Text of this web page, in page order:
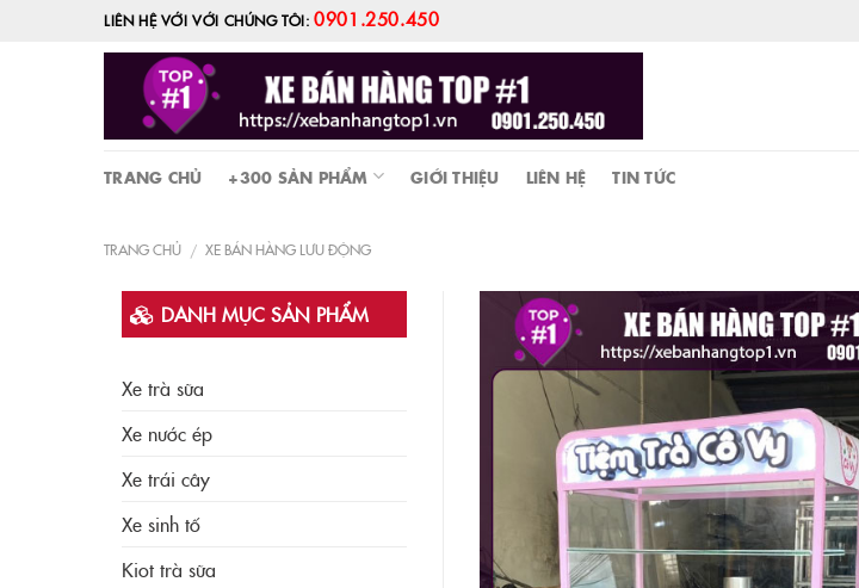
LIÊN HỆ VỚI VỚI CHÚNG TÔI:0901.250.450
TRANG CHỦ +300 SẢN PHẨM GIỚI THIỆU LIÊN HỆ TIN TỨC
TRANG CHỦ / XE BÁN HÀNG LƯU ĐỘNG
DANH MỤC SẢN PHẨM
Xe trà sữa
Xe nước ép
Xe trái cây
Xe sinh tố
Kiot trà sữa